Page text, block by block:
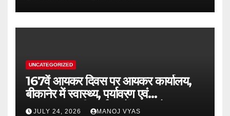
UNCATEGORIZED
167वें आयकर दिवस पर आयकर कार्यालय,
बीकानेर में स्वास्थ्य, पर्यावरण एवं
जनकल्याणकारी कार्यक्रमों का आयोजन
JULY 24, 2026 MANOJ VYAS